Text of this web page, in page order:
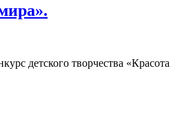
детского творчества «Красота